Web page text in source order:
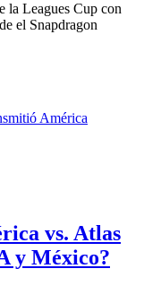
la Leagues Cup con
el Snapdragon
vs. Atlas
y México?